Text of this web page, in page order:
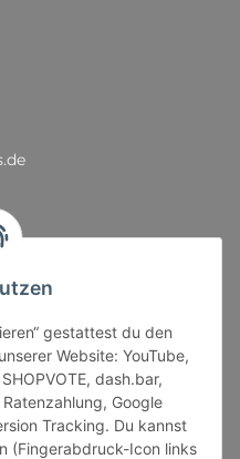
gestattest du den
Website: YouTube,
dash.bar,
Google
Tracking. Du kannst
(Fingerabdruck-Icon links
11:00 - 18:30 Uhr
Events